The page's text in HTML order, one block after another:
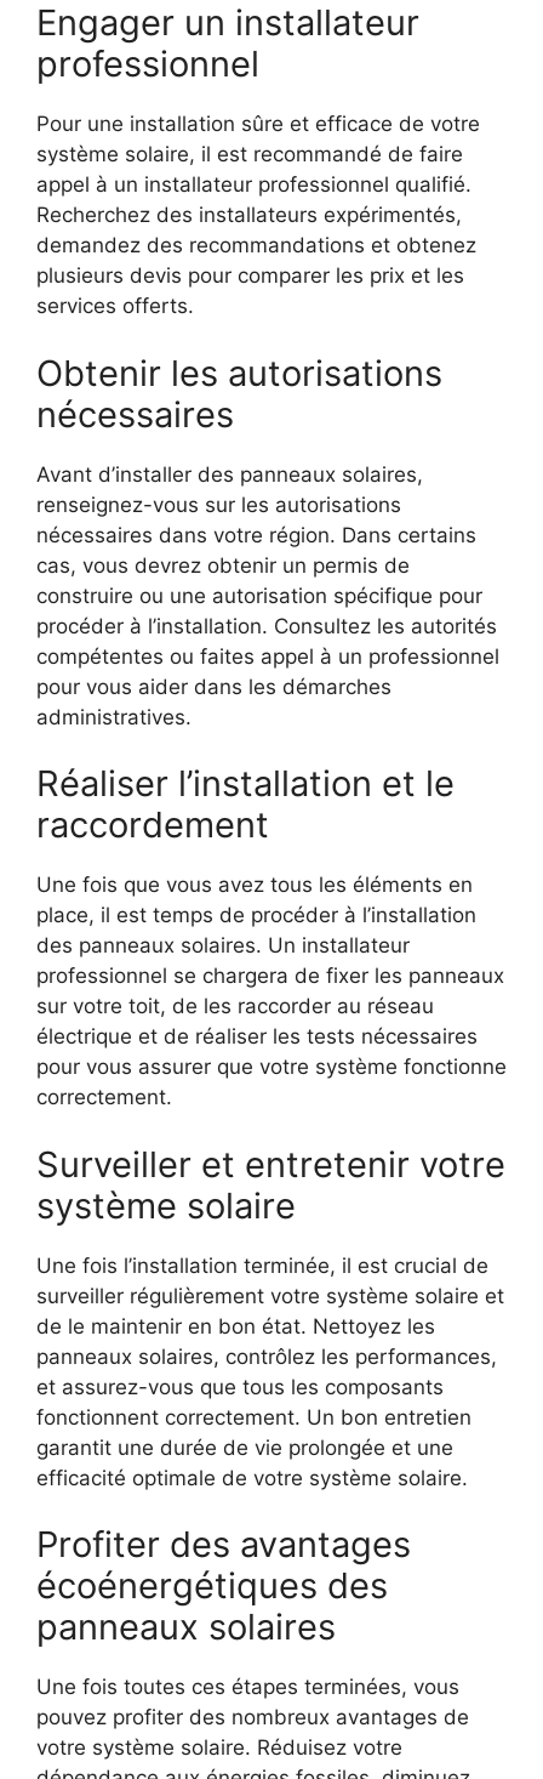
Engager un installateur
professionnel
Pour une installation sûre et efficace de votre
système solaire, il est recommandé de faire
‍appel à⁢ un installateur⁣ professionnel qualifié.⁢
Recherchez des installateurs expérimentés,
demandez des recommandations et obtenez
plusieurs devis ​pour ⁤comparer les prix et les
services offerts.
Obtenir les autorisations
nécessaires
Avant d’installer des panneaux ‌solaires,
renseignez-vous ​sur les autorisations
nécessaires dans votre ‌région. ​Dans​ certains
cas, vous⁢ devrez obtenir un permis de
⁤construire ou une⁤ autorisation spécifique pour
procéder à l’installation. Consultez les autorités
compétentes ou faites ​appel à un professionnel
pour vous aider dans les démarches
administratives.
Réaliser l’installation et ​le⁤
raccordement
Une fois que vous avez tous les éléments en
⁢place, il‍ est ⁢temps de procéder à l’installation
des ‌panneaux solaires. Un‍ installateur
professionnel se chargera de fixer les⁤ panneaux
sur votre toit, de les raccorder au réseau
électrique et de réaliser les tests nécessaires
pour vous‌ assurer que ​votre système fonctionne
correctement.
Surveiller et entretenir votre
système solaire
Une ⁢fois l’installation terminée, il est crucial de
surveiller régulièrement votre ​système solaire et
de le ⁣maintenir en⁣ bon état. Nettoyez les
panneaux solaires, contrôlez les performances,
et assurez-vous que tous ⁢les composants
fonctionnent⁣ correctement. Un bon entretien
garantit une durée de vie prolongée et​ une
efficacité ⁢optimale de ⁢votre système solaire.
Profiter des avantages
écoénergétiques des
panneaux solaires
Une fois toutes ces⁣ étapes terminées, vous
pouvez profiter des nombreux avantages de
votre système‌ solaire. Réduisez votre